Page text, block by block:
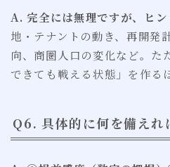
A. 完全には無理ですが、ヒ
地・テナントの動き、再開発
向、商圏人口の変化など。た
できても戦える状態」を作る
Q6. 具体的に何を備えれ